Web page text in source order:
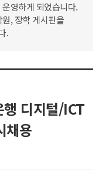
영하게 되었습니다.
, 장학 게시판을
.
디지털/ICT
채용